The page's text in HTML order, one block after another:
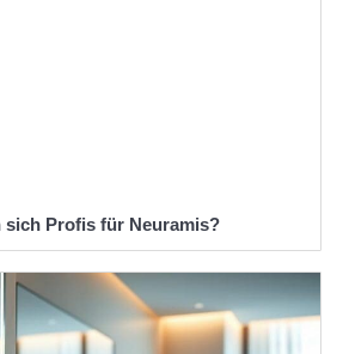
sich Profis für Neuramis?